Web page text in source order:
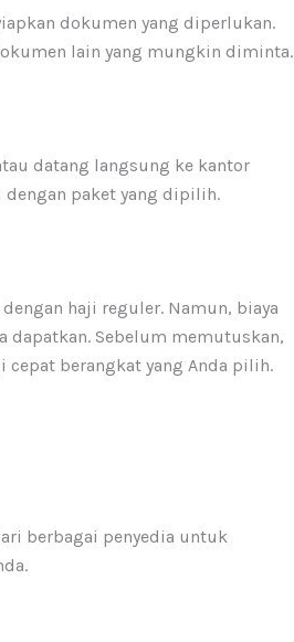
dokumen yang diperlukan.
lain yang mungkin diminta.
datang langsung ke kantor
dengan paket yang dipilih.
haji reguler. Namun, biaya
dapatkan. Sebelum memutuskan,
berangkat yang Anda pilih.
berbagai penyedia untuk